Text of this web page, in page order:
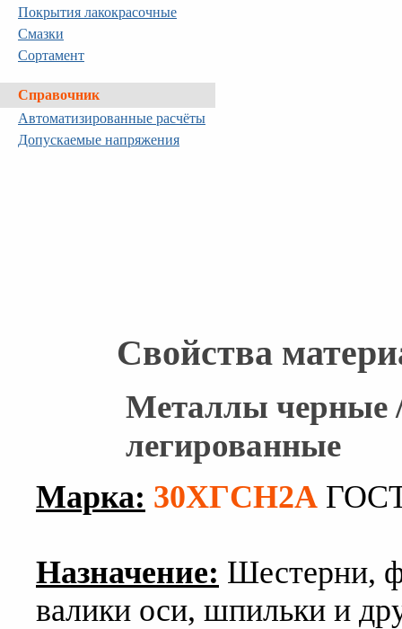
Покрытия лакокрасочные
Смазки
Сортамент
Справочник
Автоматизированные расчёты
Допускаемые напряжения
Свойства
Металлы черные
легированные
Марка: 30ХГСН2А
Назначение: Шестерни,
валики оси, шпильки и